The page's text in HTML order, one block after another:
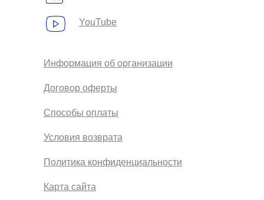
Политика конфиденциальности
Договор оферты
Способы оплаты
Условия возврата
Информация об организации
YouTube
Карта сайта